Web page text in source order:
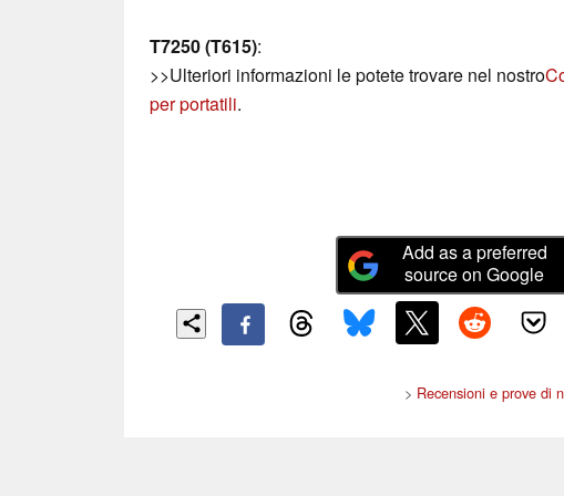
T7250 (T615):
>>Ulteriori informazioni le potete trovare nel nostro
per portatili.
Add as a preferred
source on Google
> Recensioni e prove di